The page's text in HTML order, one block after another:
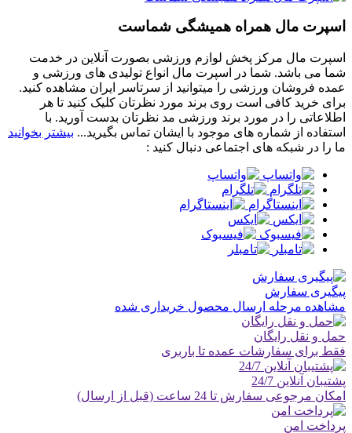
اسپرت مال همراه همیشگی شماست
اسپرت مال مرکز پخش لوازم ورزشی بصورت آنلاین در خدمت
شما می باشد. شما در اسپرت مال انواع تولیدی های ورزشی و
عمده فروشان ورزشی را میتوانید از سرتاسر ایران مشاهده کنید.
برای خرید کافی است روی برند مورد نظرتان کلیک کنید تا هر
اطلاعاتی را در مورد برند ورزشی مد نظرتان بدست آورید. با
استفاده از شماره های موجود با ایشان تماس بگیرید... بیشتر بخوانید
ما را در شبکه های اجتماعی دنبال کنید :
پیگیری سفارش
مشاهده مرحله ارسال محصول خریداری شده
حمل و نقل رایگان
فقط برای سفارشات عمده تا باربری
پشتیبان آنلاین 24/7
امکان مرجوعی سفارش تا 24 ساعت (قبل از ارسال)
پرداخت امن